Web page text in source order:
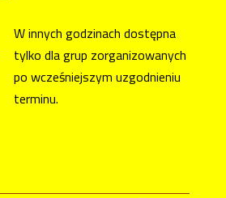
W innych godzinach dostępna
tylko dla grup zorganizowanych
po wcześniejszym uzgodnieniu
terminu.